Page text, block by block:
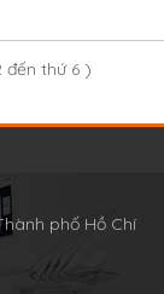
đến thứ 6 )
phố Hồ Chí